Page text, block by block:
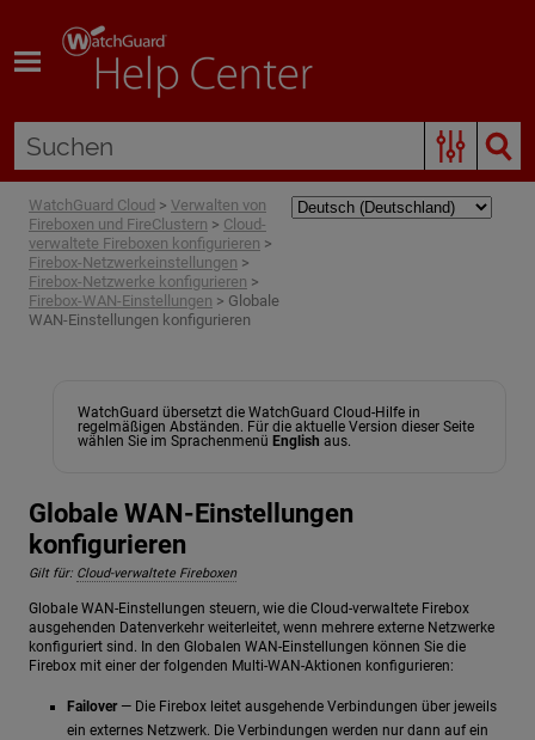
WatchGuard Cloud > Verwalten von
Fireboxen und FireClustern > Cloud-
verwaltete Fireboxen konfigurieren >
Firebox-Netzwerkeinstellungen >
Firebox-Netzwerke konfigurieren >
Firebox-WAN-Einstellungen > Globale
WAN-Einstellungen konfigurieren
WatchGuard übersetzt die WatchGuard Cloud-Hilfe in
regelmäßigen Abständen. Für die aktuelle Version dieser Seite
wählen Sie im Sprachenmenü English aus.
Globale WAN-Einstellungen
konfigurieren
Gilt für: Cloud-verwaltete Fireboxen
Globale WAN-Einstellungen steuern, wie die Cloud-verwaltete Firebox
ausgehenden Datenverkehr weiterleitet, wenn mehrere externe Netzwerke
konfiguriert sind. In den Globalen WAN-Einstellungen können Sie die
Firebox mit einer der folgenden Multi-WAN-Aktionen konfigurieren:
Failover— Die Firebox leitet ausgehende Verbindungen über jeweils
ein externes Netzwerk. Die Verbindungen werden nur dann auf ein